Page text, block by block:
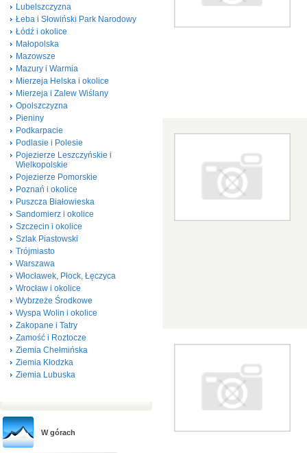
Lubelszczyzna
Łeba i Słowiński Park Narodowy
Łódź i okolice
Małopolska
Mazowsze
Mazury i Warmia
Mierzeja Helska i okolice
Mierzeja i Zalew Wiślany
Opolszczyzna
Pieniny
Podkarpacie
Podlasie i Polesie
Pojezierze Leszczyńskie i
Wielkopolskie
Pojezierze Pomorskie
Poznań i okolice
Puszcza Białowieska
Sandomierz i okolice
Szczecin i okolice
Szlak Piastowski
Trójmiasto
Warszawa
Włocławek, Płock, Łęczyca
Wrocław i okolice
Wybrzeże Środkowe
Wyspa Wolin i okolice
Zakopane i Tatry
Zamość i Roztocze
Ziemia Chełmińska
Ziemia Kłodzka
Ziemia Lubuska
W górach